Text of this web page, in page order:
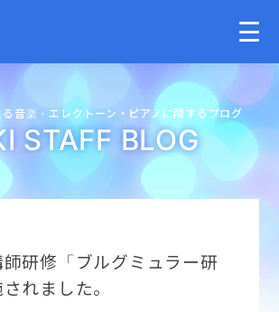
る音楽・エレクトーン・ ピアノに関するブログ
STAFF BLOG
研修「ブルグミュラー研
れました。